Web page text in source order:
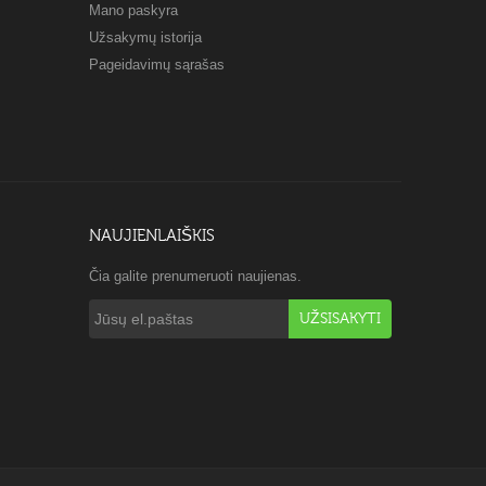
Mano paskyra
Užsakymų istorija
Pageidavimų sąrašas
NAUJIENLAIŠKIS
Čia galite prenumeruoti naujienas.
UŽSISAKYTI